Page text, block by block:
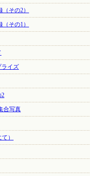
その2）
その1）
ライズ
2
合写真
）